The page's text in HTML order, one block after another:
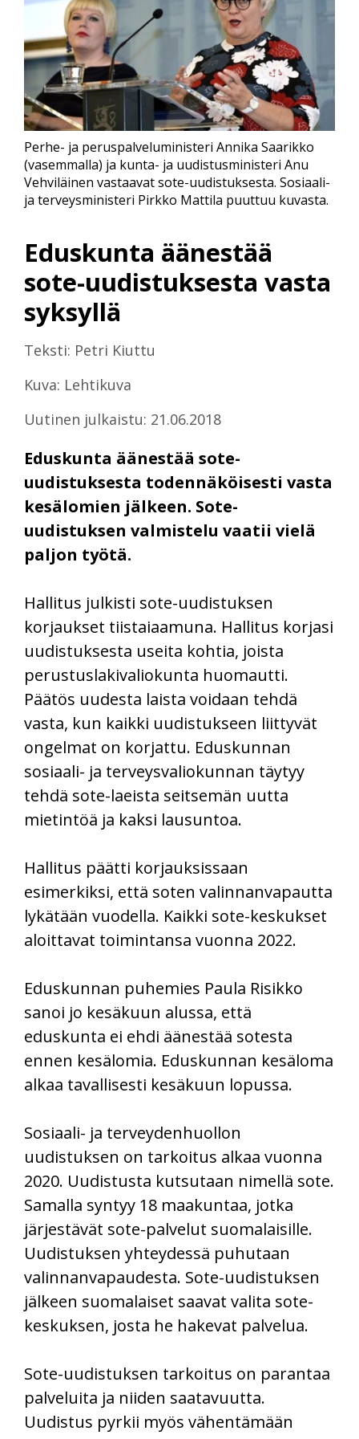
Eduskunta äänestää
sote-uudistuksesta vasta
syksyllä
Teksti: Petri Kiuttu
Kuva: Lehtikuva
Uutinen julkaistu: 21.06.2018
Eduskunta äänestää sote-
uudistuksesta todennäköisesti vasta
kesälomien jälkeen. Sote-
uudistuksen valmistelu vaatii vielä
paljon työtä.
Perhe- ja peruspalveluministeri Annika Saarikko
(vasemmalla) ja kunta- ja uudistusministeri Anu
Vehviläinen vastaavat sote-uudistuksesta. Sosiaali-
ja terveysministeri Pirkko Mattila puuttuu kuvasta.
Hallitus julkisti sote-uudistuksen
korjaukset tiistaiaamuna. Hallitus korjasi
uudistuksesta useita kohtia, joista
perustuslakivaliokunta huomautti.
Päätös uudesta laista voidaan tehdä
vasta, kun kaikki uudistukseen liittyvät
ongelmat on korjattu. Eduskunnan
sosiaali- ja terveysvaliokunnan täytyy
tehdä sote-laeista seitsemän uutta
mietintöä ja kaksi lausuntoa.
Hallitus päätti korjauksissaan
esimerkiksi, että soten valinnanvapautta
lykätään vuodella. Kaikki sote-keskukset
aloittavat toimintansa vuonna 2022.
Eduskunnan puhemies Paula Risikko
sanoi jo kesäkuun alussa, että
eduskunta ei ehdi äänestää sotesta
ennen kesälomia. Eduskunnan kesäloma
alkaa tavallisesti kesäkuun lopussa.
Sosiaali- ja terveydenhuollon
uudistuksen on tarkoitus alkaa vuonna
2020. Uudistusta kutsutaan nimellä sote.
Samalla syntyy 18 maakuntaa, jotka
järjestävät sote-palvelut suomalaisille.
Uudistuksen yhteydessä puhutaan
valinnanvapaudesta. Sote-uudistuksen
jälkeen suomalaiset saavat valita sote-
keskuksen, josta he hakevat palvelua.
Sote-uudistuksen tarkoitus on parantaa
palveluita ja niiden saatavuutta.
Uudistus pyrkii myös vähentämään